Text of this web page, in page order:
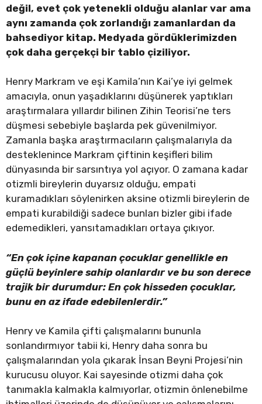
değil, evet çok yetenekli olduğu alanlar var ama
aynı zamanda çok zorlandığı zamanlardan da
bahsediyor kitap. Medyada gördüklerimizden
çok daha gerçekçi bir tablo çiziliyor.
Henry Markram ve eşi Kamila’nın Kai’ye iyi gelmek
amacıyla, onun yaşadıklarını düşünerek yaptıkları
araştırmalara yıllardır bilinen Zihin Teorisi’ne ters
düşmesi sebebiyle başlarda pek güvenilmiyor.
Zamanla başka araştırmacıların çalışmalarıyla da
desteklenince Markram çiftinin keşifleri bilim
dünyasında bir sarsıntıya yol açıyor. O zamana kadar
otizmli bireylerin duyarsız olduğu, empati
kuramadıkları söylenirken aksine otizmli bireylerin de
empati kurabildiği sadece bunları bizler gibi ifade
edemedikleri, yansıtamadıkları ortaya çıkıyor.
“En çok içine kapanan çocuklar genellikle en
güçlü beyinlere sahip olanlardır ve bu son derece
trajik bir durumdur: En çok hisseden çocuklar,
bunu en az ifade edebilenlerdir.”
Henry ve Kamila çifti çalışmalarını bununla
sonlandırmıyor tabii ki, Henry daha sonra bu
çalışmalarından yola çıkarak İnsan Beyni Projesi’nin
kurucusu oluyor. Kai sayesinde otizmi daha çok
tanımakla kalmakla kalmıyorlar, otizmin önlenebilme